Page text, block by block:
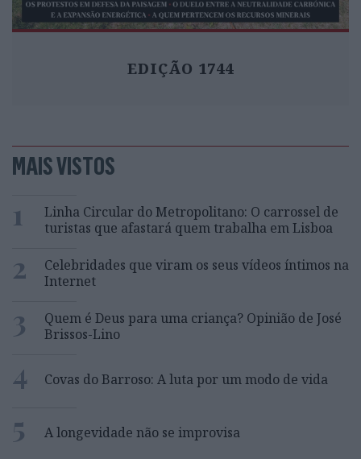
EDIÇÃO 1744
MAIS VISTOS
1
Linha Circular do Metropolitano: O carrossel de
turistas que afastará quem trabalha em Lisboa
2
Celebridades que viram os seus vídeos íntimos na
Internet
3
Quem é Deus para uma criança? Opinião de José
Brissos-Lino
4 Covas do Barroso: A luta por um modo de vida
5 A longevidade não se improvisa